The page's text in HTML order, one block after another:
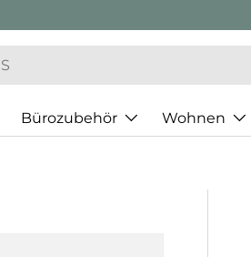
Bürozubehör Wohnen